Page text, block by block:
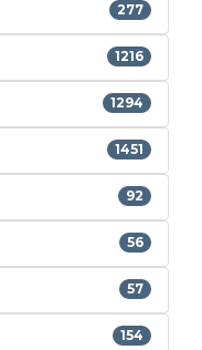
277
1216
1294
1451
92
56
57
154